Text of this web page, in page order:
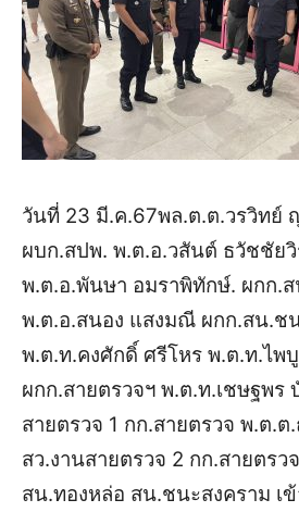
วันที่ 23 มี.ค.67พล.ต.ต.วรวิทย์
ผบก.สปพ. พ.ต.อ.วสันต์ ธวัชชัย
พ.ต.อ.พันษา อมราพิทักษ์. ผกก.
พ.ต.อ.สนอง แสงมณี ผกก.สน.ช
พ.ต.ท.คงศักดิ์ ศรีโหร พ.ต.ท.ไพ
ผกก.สายตรวจฯ พ.ต.ท.เชษฐพร
สายตรวจ 1 กก.สายตรวจ พ.ต.
สว.งานสายตรวจ 2 กก.สายตรว
สน.ทองหล่อ สน.ชนะสงคราม เ